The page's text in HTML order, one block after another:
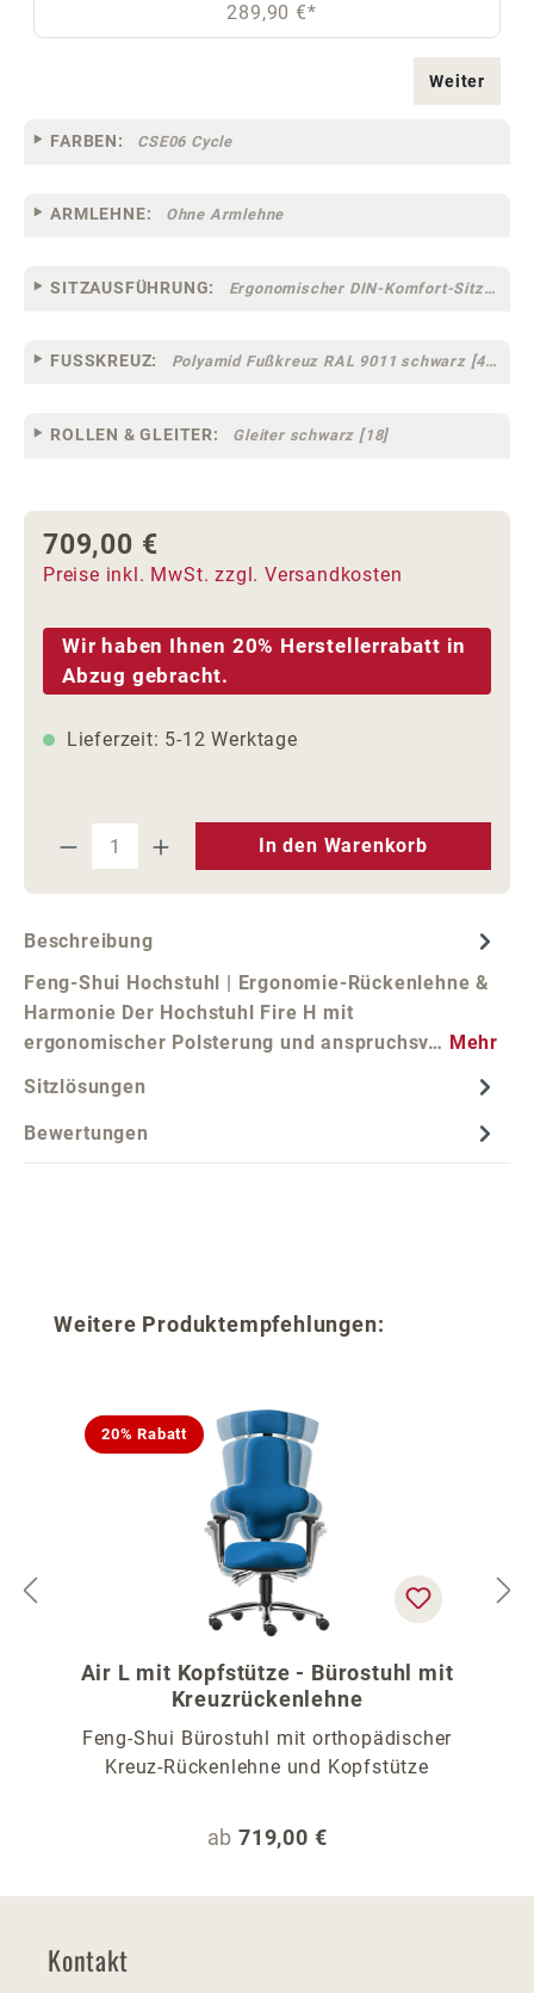
289,90 €*
Weiter
FARBEN: CSE06 Cycle
ARMLEHNE: Ohne Armlehne
SITZAUSFÜHRUNG: Ergonomischer DIN-Komfort-Sitz [75]
FUSSKREUZ: Polyamid Fußkreuz RAL 9011 schwarz [44]
ROLLEN & GLEITER: Gleiter schwarz [18]
Regulärer Preis:
709,00 €
Preise inkl. MwSt. zzgl. Versandkosten
Wir haben Ihnen 20% Herstellerrabatt in
Abzug gebracht.
Lieferzeit: 5-12 Werktage
Produkt Anzahl: Gib den
In den Warenkorb
Beschreibung
Feng-Shui Hochstuhl | Ergonomie-Rückenlehne &
Harmonie Der Hochstuhl Fire H mit
ergonomischer Polsterung und anspruchsv… Mehr
Sitzlösungen
Bewertungen
Produktgalerie überspringen
Weitere Produktempfehlungen:
20% Rabatt
Air L mit Kopfstütze - Bürostuhl mit
Kreuzrückenlehne
Feng-Shui Bürostuhl mit orthopädischer
Kreuz-Rückenlehne und Kopfstütze
Regulärer Preis:
ab 719,00 €
Kontakt